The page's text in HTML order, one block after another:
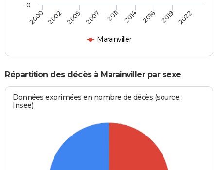
Marainviller
2000 2002 2005 2007 2011 2014 2016 2019 2022
0
Répartition des décès à Marainviller par sexe
Données exprimées en nombre de décès (source :
Insee)